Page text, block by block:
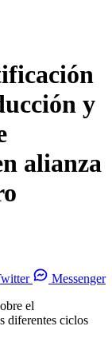
y
alianza
Messenger
el
diferentes ciclos